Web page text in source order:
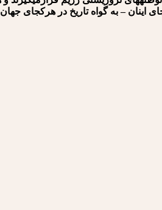
اینان – به گواه تاریخ در هرکجای